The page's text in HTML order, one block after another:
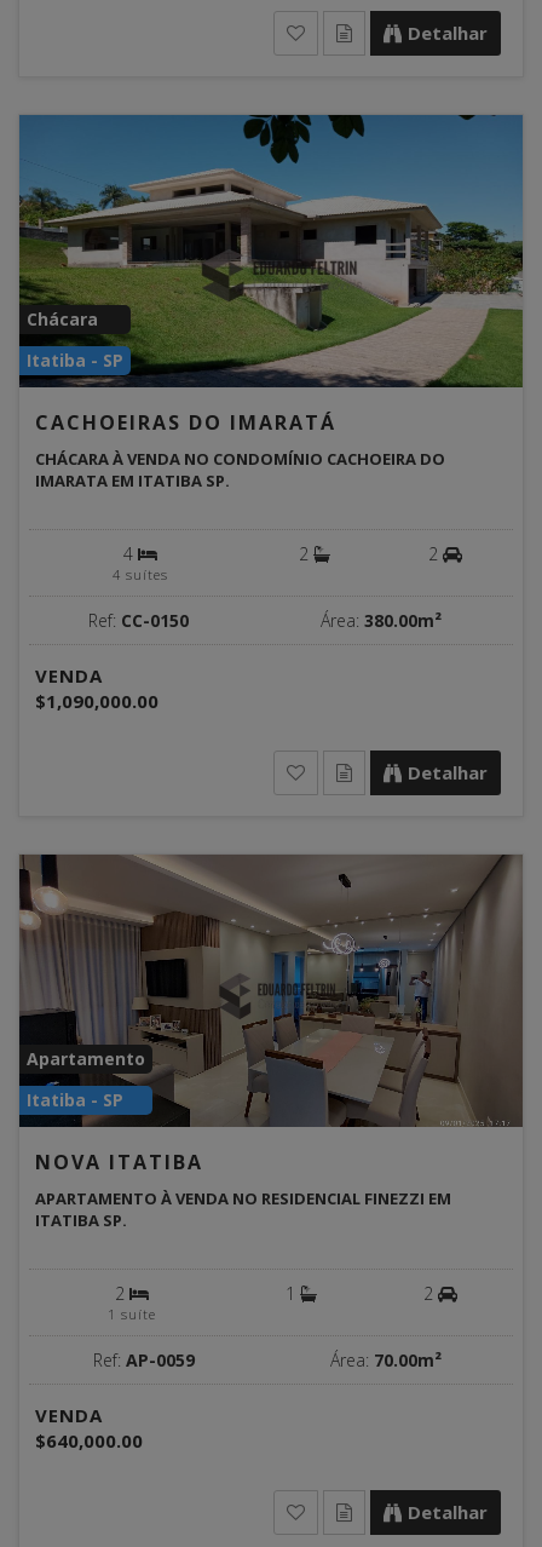
Detalhar
Chácara
Itatiba - SP
CACHOEIRAS DO IMARATÁ
CHÁCARA À VENDA NO CONDOMÍNIO CACHOEIRA DO
IMARATA EM ITATIBA SP.
4
4 suítes
2 2
Ref: CC-0150 Área: 380.00m²
VENDA
$1,090,000.00
Detalhar
Apartamento
Itatiba - SP
NOVA ITATIBA
APARTAMENTO À VENDA NO RESIDENCIAL FINEZZI EM
ITATIBA SP.
2
1 suíte
1 2
Ref: AP-0059 Área: 70.00m²
VENDA
$640,000.00
Detalhar